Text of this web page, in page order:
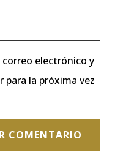
electrónico y
para la próxima vez
COMENTARIO